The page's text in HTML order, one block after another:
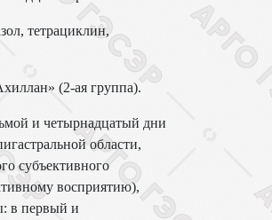
тетрациклин,
(2-ая группа).
и четырнадцатый дни
области,
субъективного
восприятию),
в первый и